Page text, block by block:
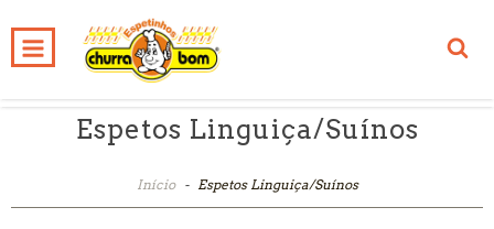
Espetos Linguiça/Suínos
Início - Espetos Linguiça/Suínos